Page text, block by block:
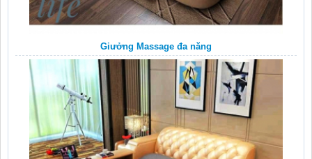
Giưởng Massage đa năng